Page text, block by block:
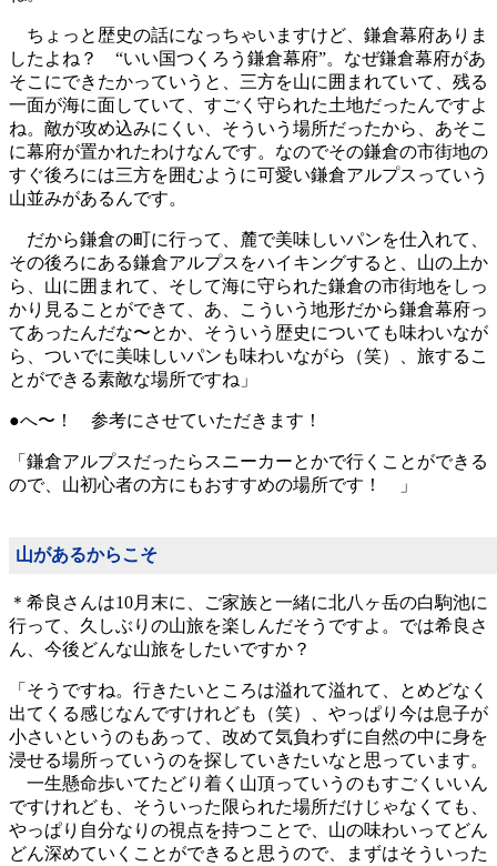
ちょっと歴史の話になっちゃいますけど、鎌倉幕府ありま
したよね？ “いい国つくろう鎌倉幕府”。なぜ鎌倉幕府があ
そこにできたかっていうと、三方を山に囲まれていて、残る
一面が海に面していて、すごく守られた土地だったんですよ
ね。敵が攻め込みにくい、そういう場所だったから、あそこ
に幕府が置かれたわけなんです。なのでその鎌倉の市街地の
すぐ後ろには三方を囲むように可愛い鎌倉アルプスっていう
山並みがあるんです。
だから鎌倉の町に行って、麓で美味しいパンを仕入れて、
その後ろにある鎌倉アルプスをハイキングすると、山の上か
ら、山に囲まれて、そして海に守られた鎌倉の市街地をしっ
かり見ることができて、あ、こういう地形だから鎌倉幕府っ
てあったんだな〜とか、そういう歴史についても味わいなが
ら、ついでに美味しいパンも味わいながら（笑）、旅するこ
とができる素敵な場所ですね」
●へ〜！ 参考にさせていただきます！
「鎌倉アルプスだったらスニーカーとかで行くことができる
ので、山初心者の方にもおすすめの場所です！ 」
山があるからこそ
＊希良さんは10月末に、ご家族と一緒に北八ヶ岳の白駒池に
行って、久しぶりの山旅を楽しんだそうですよ。では希良さ
ん、今後どんな山旅をしたいですか？
「そうですね。行きたいところは溢れて溢れて、とめどなく
出てくる感じなんですけれども（笑）、やっぱり今は息子が
小さいというのもあって、改めて気負わずに自然の中に身を
浸せる場所っていうのを探していきたいなと思っています。
一生懸命歩いてたどり着く山頂っていうのもすごくいいん
ですけれども、そういった限られた場所だけじゃなくても、
やっぱり自分なりの視点を持つことで、山の味わいってどん
どん深めていくことができると思うので、まずはそういった